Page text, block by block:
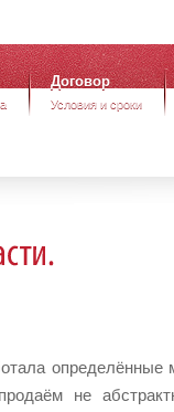
Договор
Условия и сроки
определённые
не